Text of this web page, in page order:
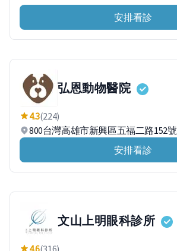
安排看診
弘恩動物醫院
4.3(224)
800台灣高雄市新興區五福二路152號
安排看診
文山上明眼科診所